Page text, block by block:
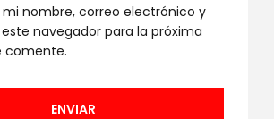
mi nombre, correo electrónico y
navegador para la próxima
comente.